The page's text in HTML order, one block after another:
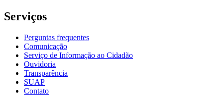
Serviços
Perguntas frequentes
Comunicação
Serviço de Informação ao Cidadão
Ouvidoria
Transparência
SUAP
Contato